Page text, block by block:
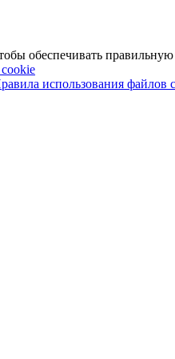
обеспечивать правильную
использования файлов